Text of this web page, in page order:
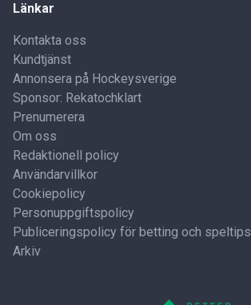
Länkar
Kontakta oss
Kundtjänst
Annonsera på Hockeysverige
Sponsor: Rekatochklart
Prenumerera
Om oss
Redaktionell policy
Användarvillkor
Cookiepolicy
Personuppgiftspolicy
Publiceringspolicy för betting och speltips
Arkiv